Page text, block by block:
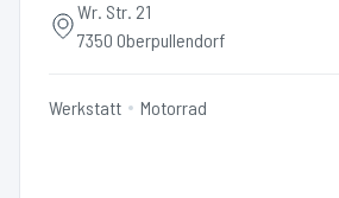
Wr. Str. 21
7350 Oberpullendorf
Werkstatt Motorrad